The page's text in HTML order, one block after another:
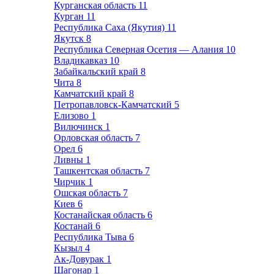
Курганская область 11
Курган 11
Республика Саха (Якутия) 11
Якутск 8
Республика Северная Осетия — Алания 10
Владикавказ 10
Забайкальский край 8
Чита 8
Камчатский край 8
Петропавловск-Камчатский 5
Елизово 1
Вилючинск 1
Орловская область 7
Орел 6
Ливны 1
Ташкентская область 7
Чирчик 1
Ошская область 7
Киев 6
Костанайская область 6
Костанай 6
Республика Тыва 6
Кызыл 4
Ак-Довурак 1
Шагонар 1